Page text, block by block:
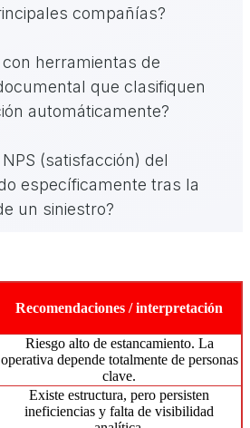
Recomendaciones / interpretación
Riesgo alto de estancamiento. La
operativa depende totalmente de personas
clave.
Existe estructura, pero persisten
ineficiencias y falta de visibilidad